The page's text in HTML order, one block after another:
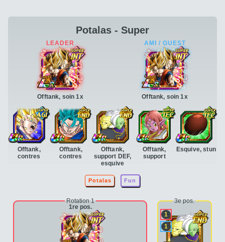
Potalas - Super
Offtank, soin 1x
Offtank,
contres
Offtank,
contres
Offtank,
support DEF,
esquive
Offtank,
support
Esquive, stun
Offtank, soin 1x
Potalas Fun
Rotation 1
1re pos.
3e pos.
1
1